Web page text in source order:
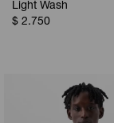
Light Wash
$ 2.750